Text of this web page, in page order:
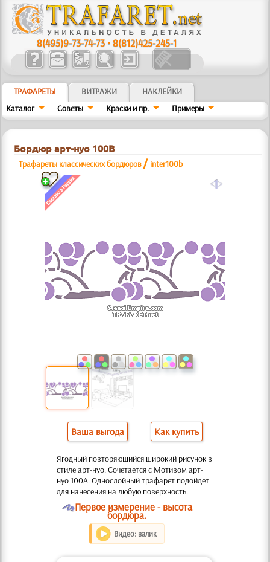
8(495)9-73-74-73 •8(812)425-245-1
ТРАФАРЕТЫ ВИТРАЖИ
НАКЛЕЙКИ
Каталог
Советы Краски и пр. Примеры
Бордюр арт-нуо 100B
Трафареты классических бордюров / inter100b
a
Ваша выгода Как купить
Ягодный повторяющийся широкий рисунок в
стиле арт-нуо. Сочетается с Мотивом арт-
нуо 100A. Однослойный трафарет подойдет
для нанесения на любую поверхность.
OПервое измерение - высота
бордюра.
Видео: валик